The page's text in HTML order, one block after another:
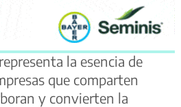
la esencia de
que comparten
y convierten la